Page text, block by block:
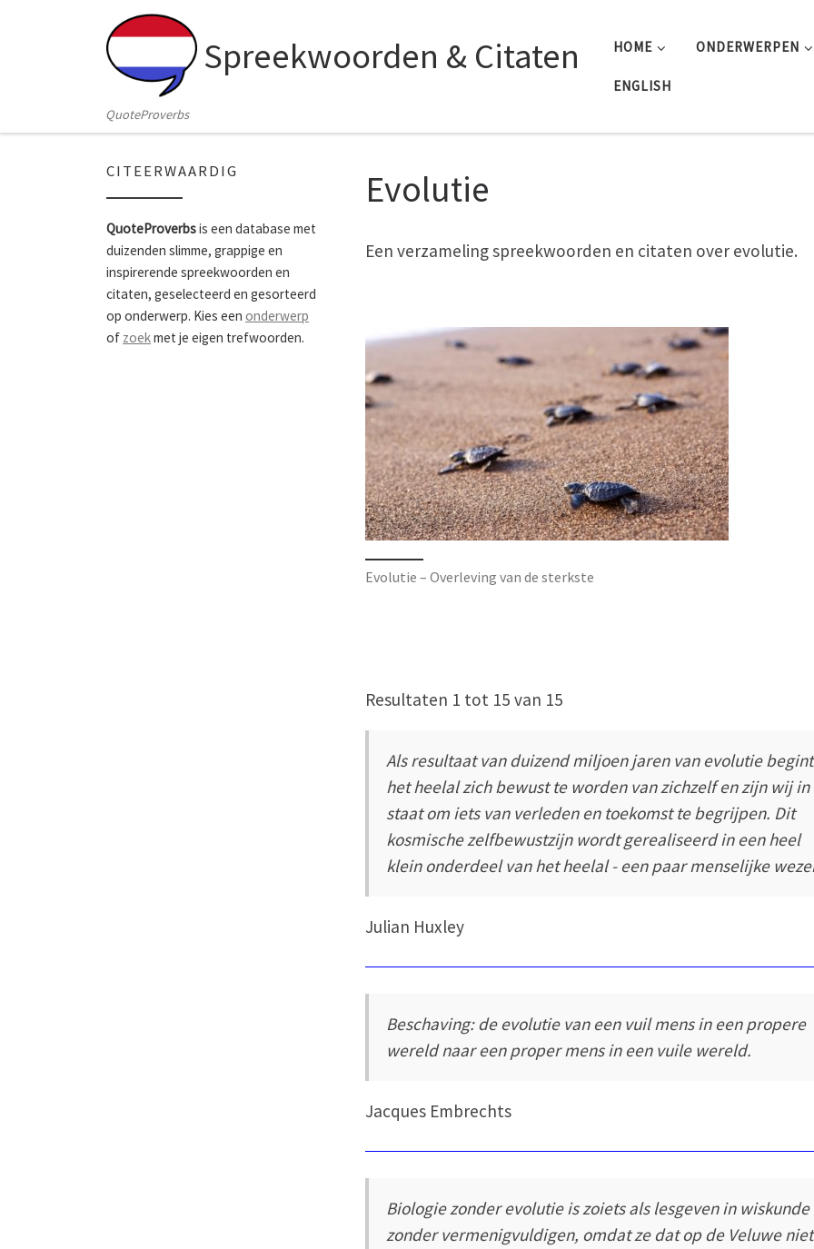
Skip to content
Spreekwoorden & Citaten
QuoteProverbs
HOME ONDERWERPEN
ENGLISH
Evolutie
Een verzameling spreekwoorden en citaten over evolutie.
Evolutie – Overleving van de sterkste
Resultaten 1 tot 15 van 15
Als resultaat van duizend miljoen jaren van evolutie begint
het heelal zich bewust te worden van zichzelf en zijn wij in
staat om iets van verleden en toekomst te begrijpen. Dit
kosmische zelfbewustzijn wordt gerealiseerd in een heel
klein onderdeel van het heelal - een paar menselijke
Julian Huxley
Beschaving: de evolutie van een vuil mens in een propere
wereld naar een proper mens in een vuile wereld.
Jacques Embrechts
Biologie zonder evolutie is zoiets als lesgeven in wiskunde
zonder vermenigvuldigen, omdat ze dat op de Veluwe niet
CITEERWAARDIG
QuoteProverbsis een database met
duizenden slimme, grappige en
inspirerende spreekwoorden en
citaten, geselecteerd en gesorteerd
op onderwerp. Kies een onderwerp
of zoekmet je eigen trefwoorden.